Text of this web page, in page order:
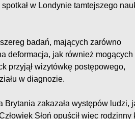
w Londynie tamtejszego
badań, mających zarówno
deformacja, jak również mogących
przyjął wizytówkę postępowego,
w diagnozie.
zakazała występów ludzi,
Słoń opuścił więc rodzinny